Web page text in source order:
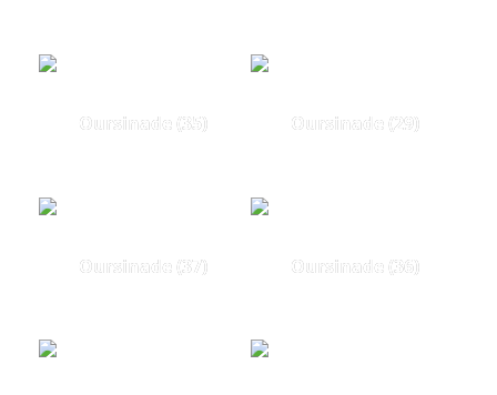
Oursinade (35) Oursinade (29)
Oursinade (37) Oursinade (36)